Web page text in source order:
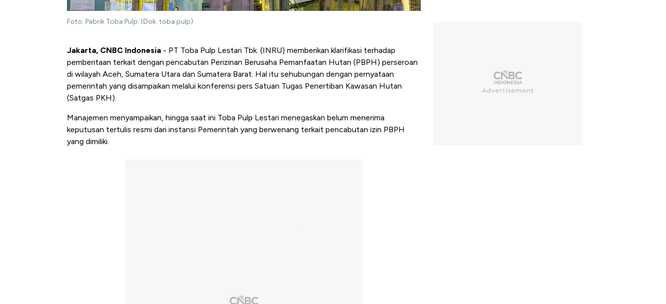
Foto: Pabrik Toba Pulp. (Dok. toba pulp)
Jakarta, CNBC Indonesia - PT Toba Pulp Lestari Tbk. (INRU) memberikan klarifikasi terhadap
pemberitaan terkait dengan pencabutan Perizinan Berusaha Pemanfaatan Hutan (PBPH) perseroan
di wilayah Aceh, Sumatera Utara dan Sumatera Barat. Hal itu sehubungan dengan pernyataan
pemerintah yang disampaikan melalui konferensi pers Satuan Tugas Penertiban Kawasan Hutan
(Satgas PKH).
Manajemen menyampaikan, hingga saat ini Toba Pulp Lestari menegaskan belum menerima
keputusan tertulis resmi dari instansi Pemerintah yang berwenang terkait pencabutan izin PBPH
yang dimiliki.